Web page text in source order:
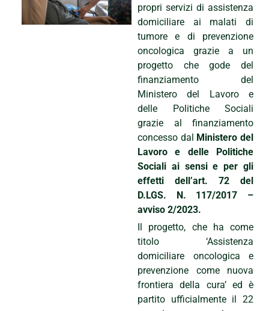
propri servizi di assistenza
domiciliare ai malati di
tumore e di prevenzione
oncologica grazie a un
progetto che gode del
finanziamento del
Ministero del Lavoro e
delle Politiche Sociali
grazie al finanziamento
concesso dal Ministero del
Lavoro e delle Politiche
Sociali ai sensi e per gli
effetti dell’art. 72 del
D.LGS. N. 117/2017 –
avviso 2/2023.
Il progetto, che ha come
titolo ‘Assistenza
domiciliare oncologica e
prevenzione come nuova
frontiera della cura’ ed è
partito ufficialmente il 22